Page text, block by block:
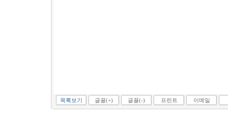
목록보기 글꼴(+) 글꼴(-) 프린트 이메일